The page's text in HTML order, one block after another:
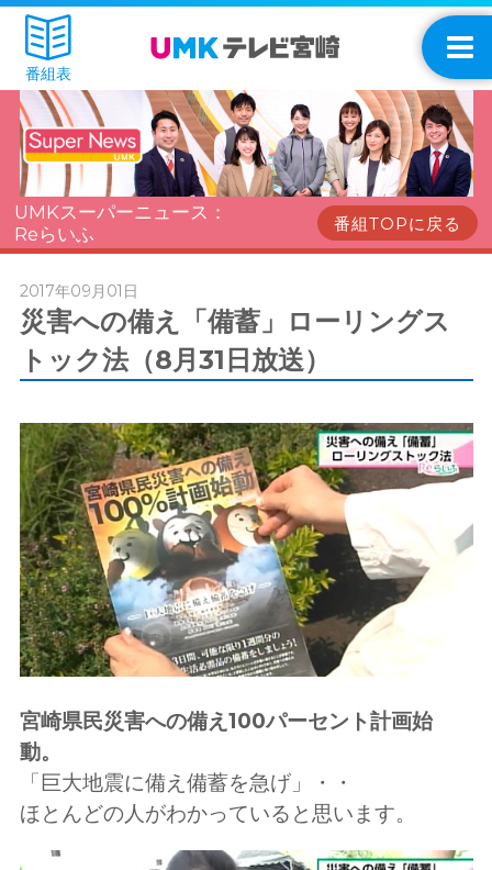
番組表
UMKスーパーニュース：
Reらいふ
番組TOPに戻る
2017年09月01日
災害への備え「備蓄」ローリングス
トック法（8月31日放送）
宮崎県民災害への備え100パーセント計画始
動。
「巨大地震に備え備蓄を急げ」・・
ほとんどの人がわかっていると思います。